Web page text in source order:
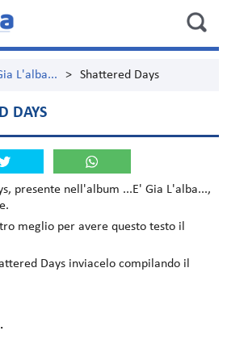
L'alba... > Shattered Days
DAYS
, presente nell'album ...E' Gia L'alba...,
meglio per avere questo testo il
Days inviacelo compilando il